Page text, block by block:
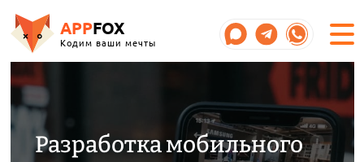
APPFOX
Кодим ваши мечты
Разработка мобильного